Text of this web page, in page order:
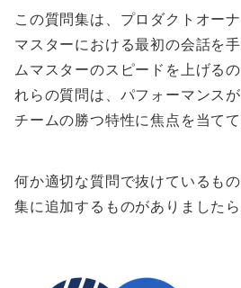
この質問集は、プロダクトオー
マスターにおける最初の会話を
ムマスターのスピードを上げる
れらの質問は、パフォーマンス
チームの勝つ特性に焦点を当てて
何か適切な質問で抜けているも
集に追加するものがありました